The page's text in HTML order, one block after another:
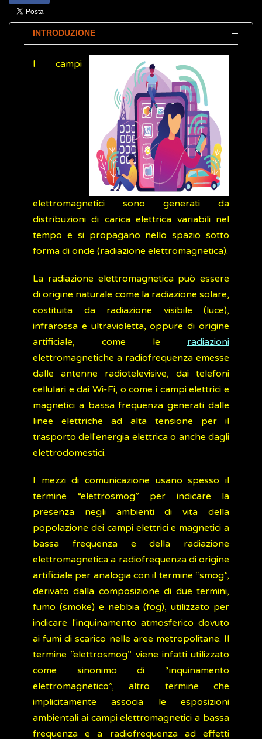
INTRODUZIONE
I campi
elettromagnetici sono generati da
distribuzioni di carica elettrica variabili nel
tempo e si propagano nello spazio sotto
forma di onde (radiazione elettromagnetica).
La radiazione elettromagnetica può essere
di origine naturale come la radiazione solare,
costituita da radiazione visibile (luce),
infrarossa e ultravioletta, oppure di origine
artificiale, come le radiazioni
elettromagnetiche a radiofrequenza emesse
dalle antenne radiotelevisive, dai telefoni
cellulari e dai Wi-Fi, o come i campi elettrici e
magnetici a bassa frequenza generati dalle
linee elettriche ad alta tensione per il
trasporto dell'energia elettrica o anche dagli
elettrodomestici.
I mezzi di comunicazione usano spesso il
termine “elettrosmog” per indicare la
presenza negli ambienti di vita della
popolazione dei campi elettrici e magnetici a
bassa frequenza e della radiazione
elettromagnetica a radiofrequenza di origine
artificiale per analogia con il termine “smog”,
derivato dalla composizione di due termini,
fumo (smoke) e nebbia (fog), utilizzato per
indicare l'inquinamento atmosferico dovuto
ai fumi di scarico nelle aree metropolitane. Il
termine “elettrosmog” viene infatti utilizzato
come sinonimo di “inquinamento
elettromagnetico”, altro termine che
implicitamente associa le esposizioni
ambientali ai campi elettromagnetici a bassa
frequenza e a radiofrequenza ad effetti